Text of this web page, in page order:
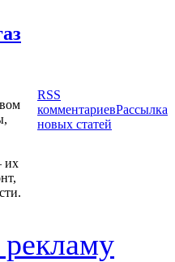
их
RSS
комментариевРассылка
новых статей
рекламу